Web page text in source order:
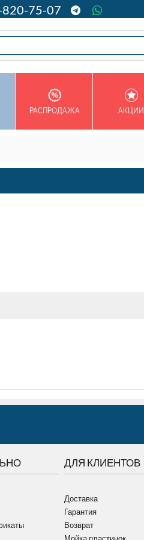
75-07
РАСПРОДАЖА АКЦИИ
ДЛЯ КЛИЕНТОВ
Доставка
Гарантия
Возврат